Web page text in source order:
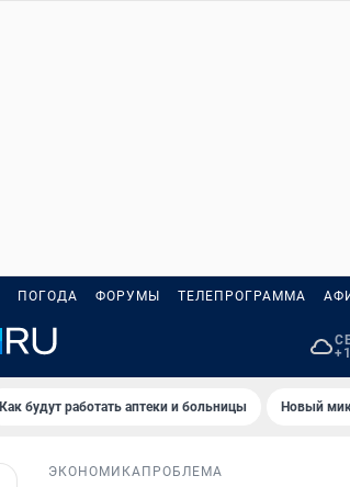
ПОГОДА ФОРУМЫ ТЕЛЕПРОГРАММА
Как будут работать аптеки и больницы Новый
ЭКОНОМИКА ПРОБЛЕМА